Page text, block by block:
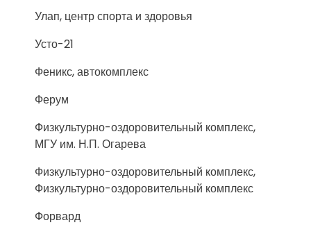
Улап, центр спорта и здоровья
Усто-21
Феникс, автокомплекс
Ферум
Физкультурно-оздоровительный комплекс,
МГУ им. Н.П. Огарева
Физкультурно-оздоровительный комплекс,
Физкультурно-оздоровительный комплекс
Форвард